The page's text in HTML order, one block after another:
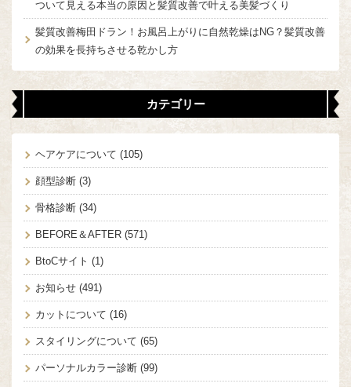
ついて見える本当の原因と髪質改善で叶える美髪づくり
髪質改善梅田ドラン！お風呂上がりに自然乾燥はNG？髪質改善
の効果を長持ちさせる乾かし方
カテゴリー
ヘアケアについて (105)
顔型診断 (3)
骨格診断 (34)
BEFORE＆AFTER (571)
BtoCサイト (1)
お知らせ (491)
カットについて (16)
スタイリングについて (65)
パーソナルカラー診断 (99)